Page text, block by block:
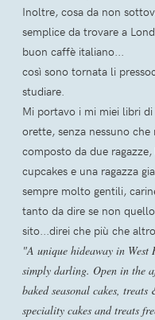
Inoltre, cosa da non
semplice da trovare a
buon caffè italiano...
così sono tornata li
studiare.
Mi portavo i mi miei libri
orette, senza nessuno
composto da due
cupcakes e una ragazza
sempre molto gentili,
tanto da dire se non
sito...direi che più che
"A unique hideaway in West
simply darling. Open in the
baked seasonal cakes,
speciality cakes and treats